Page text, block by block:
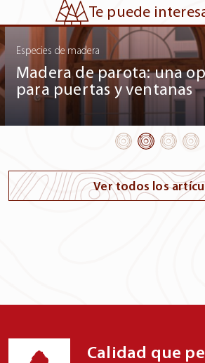
Te puede
Especies de madera
Madera de parota: una
para puertas y ventanas
Ver todos los
Calidad que